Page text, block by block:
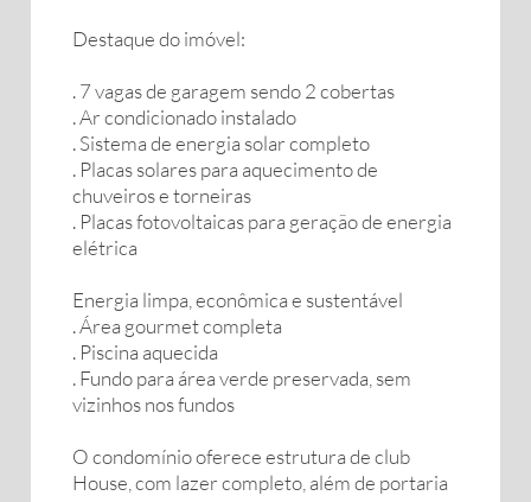
Destaque do imóvel:
. 7 vagas de garagem sendo 2 cobertas
. Ar condicionado instalado
. Sistema de energia solar completo
. Placas solares para aquecimento de
chuveiros e torneiras
. Placas fotovoltaicas para geração de energia
elétrica
Energia limpa, econômica e sustentável
. Área gourmet completa
. Piscina aquecida
. Fundo para área verde preservada, sem
vizinhos nos fundos
O condomínio oferece estrutura de club
House, com lazer completo, além de portaria